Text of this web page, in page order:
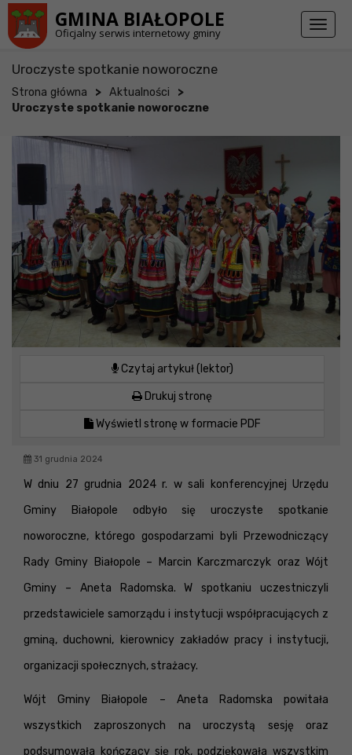
GMINA BIAŁOPOLE
Oficjalny serwis internetowy gminy
Toggle
Uroczyste spotkanie noworoczne
Strona główna > Aktualności >
Uroczyste spotkanie noworoczne
Czytaj artykuł (lektor)
Drukuj stronę
Wyświetl stronę w formacie PDF
31 grudnia 2024
W dniu 27 grudnia 2024 r. w sali konferencyjnej Urzędu
Gminy Białopole odbyło się uroczyste spotkanie
noworoczne, którego gospodarzami byli Przewodniczący
Rady Gminy Białopole – Marcin Karczmarczyk oraz Wójt
Gminy – Aneta Radomska. W spotkaniu uczestniczyli
przedstawiciele samorządu i instytucji współpracujących z
gminą, duchowni, kierownicy zakładów pracy i instytucji,
organizacji społecznych, strażacy.
Wójt Gminy Białopole – Aneta Radomska powitała
wszystkich zaproszonych na uroczystą sesję oraz
podsumowała kończący się rok, podziękowała wszystkim